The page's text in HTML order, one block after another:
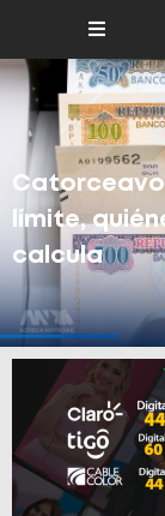
Catorceavo
límite,
calcula